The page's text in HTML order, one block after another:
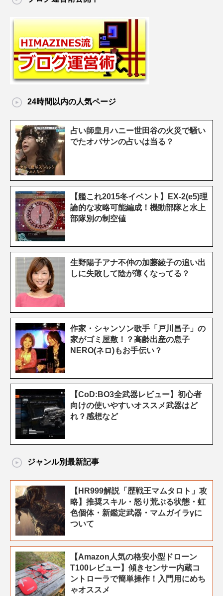
24時間以内の人気ページ
占い師皇月ハニー世田谷の火災で騒い
でたオバサンの占いは当る？
【艦これ2015冬イベント】EX-2(e5)理
論的な攻略可能編成！機動部隊と水上
部隊別の制空値
生野陽子アナ不仲の加藤綾子の追い出
しに失敗して陰が薄くなってる？
作家・シャンソン歌手「戸川昌子」の
家がゴミ屋敷！？高齢出産の息子
NERO(ネロ)もお手伝い？
【CoD:BO3全武器レビュー】初心者
向けの使いやすいオススメ武器はど
れ？感想など
ジャンル別最新記事
【HR999解説「歴戦王マムタロト」攻
略】推奨スキル・怒り荒ぶる状態・虹
色個体・新鑑定武器・マムガイラγに
ついて
【Amazon人気の格安小型ドローン
T100レビュー】傾きセンサー内蔵コ
ントローラで簡単操作！入門用にめち
ゃオススメ